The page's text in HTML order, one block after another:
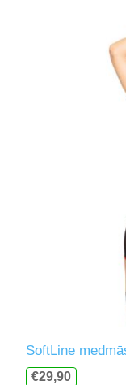
SoftLine
€29,90